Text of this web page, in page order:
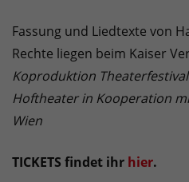
Fassung und Liedtexte von
Rechte liegen beim Kaiser
Koproduktion Theaterfestival
Hoftheater in Kooperation
Wien
TICKETS findet ihr hier.